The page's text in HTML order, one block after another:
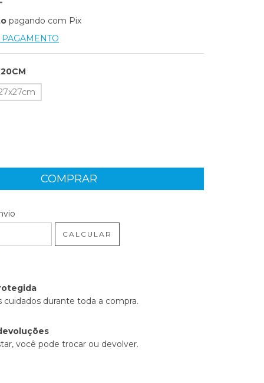
pagando com Pix
CALCULAR
cuidados durante toda a compra.
você pode trocar ou devolver.